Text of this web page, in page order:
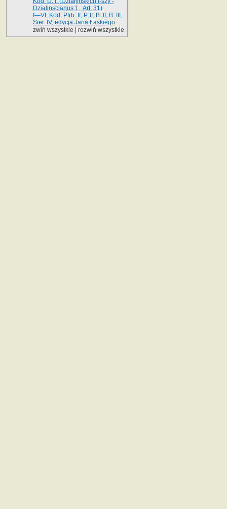
Dzialinscianus 1.; Art. 31)
I—VI. Kod. Ptrb. II, P. II, B. II, B. III,
Sier. IV, edycja Jana Łaskiego
zwiń wszystkie
rozwiń wszystkie